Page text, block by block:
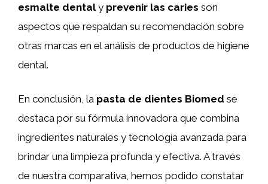
esmalte dentaly prevenir las caries son
aspectos que respaldan su recomendación sobre
otras marcas en el análisis de productos de higiene
dental.
En conclusión, la pasta de dientes Biomed se
destaca por su fórmula innovadora que combina
ingredientes naturales y tecnología avanzada para
brindar una limpieza profunda y efectiva. A través
de nuestra comparativa, hemos podido constatar